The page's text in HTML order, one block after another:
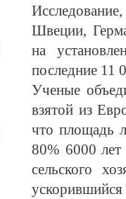
Швеции,
на
последние 11
Ученые
взятой из
что площадь
80% 6000 лет
сельского